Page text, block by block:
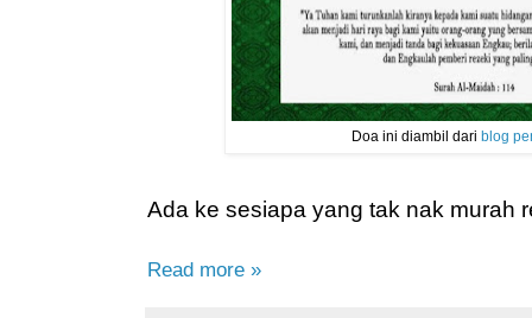
Doa ini diambil dariblog
Ada ke sesiapa yang tak nak murah
Read more »